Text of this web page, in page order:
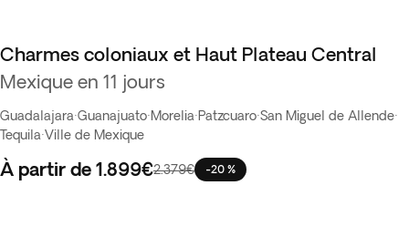
Charmes coloniaux et Haut Plateau Central
Mexique en 11 jours
Guadalajara·Guanajuato·Morelia·Patzcuaro·San Miguel de Allende·
Tequila·Ville de Mexique
À partir de 1.899€2.379€ -20 %